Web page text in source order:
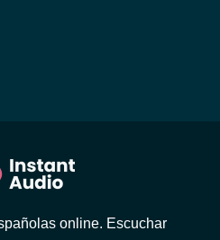
online. Escuchar